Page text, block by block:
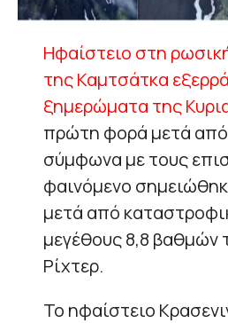
Ηφαίστειο στη
της Καμτσάτκα
ξημερώματα της
πρώτη φορά μετά από
σύμφωνα με τους
φαινόμενο
μετά από
μεγέθους 8,8 βαθμών
Ρίχτερ.
Το ηφαίστειο